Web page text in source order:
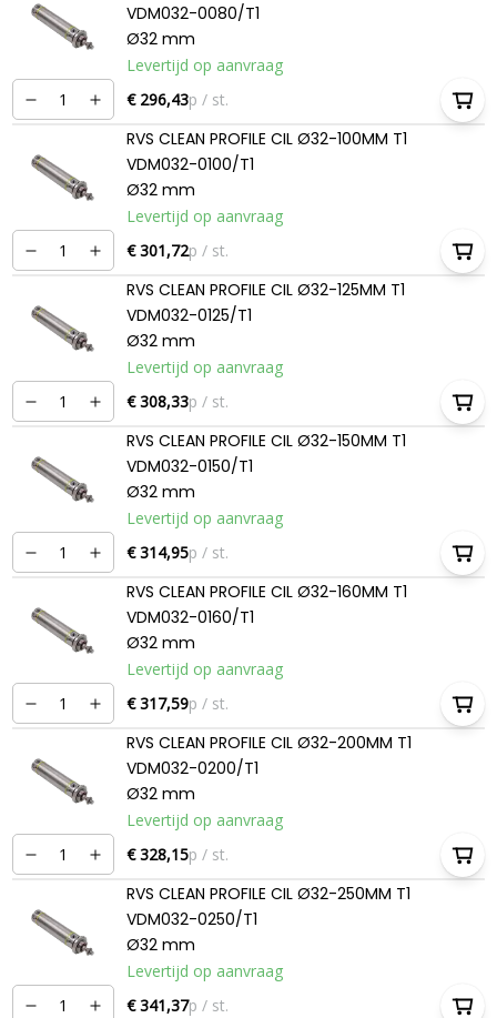
VDM032-0080/T1
Ø32 mm
Levertijd op aanvraag
€ 296,43p / st.
RVS CLEAN PROFILE CIL Ø32-100MM T1
VDM032-0100/T1
Ø32 mm
Levertijd op aanvraag
€ 301,72p / st.
RVS CLEAN PROFILE CIL Ø32-125MM T1
VDM032-0125/T1
Ø32 mm
Levertijd op aanvraag
€ 308,33p / st.
RVS CLEAN PROFILE CIL Ø32-150MM T1
VDM032-0150/T1
Ø32 mm
Levertijd op aanvraag
€ 314,95p / st.
RVS CLEAN PROFILE CIL Ø32-160MM T1
VDM032-0160/T1
Ø32 mm
Levertijd op aanvraag
€ 317,59p / st.
RVS CLEAN PROFILE CIL Ø32-200MM T1
VDM032-0200/T1
Ø32 mm
Levertijd op aanvraag
€ 328,15p / st.
RVS CLEAN PROFILE CIL Ø32-250MM T1
VDM032-0250/T1
Ø32 mm
Levertijd op aanvraag
€ 341,37p / st.